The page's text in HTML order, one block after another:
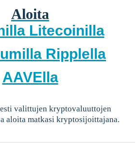
Aloita
Litecoinilla
Ripplella
AAVElla
valittujen kryptovaluuttojen
aloita matkasi kryptosijoittajana.